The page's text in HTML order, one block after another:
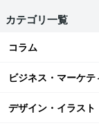
カテゴリ一覧
コラム
ビジネス・マーケテ
デザイン・イラスト